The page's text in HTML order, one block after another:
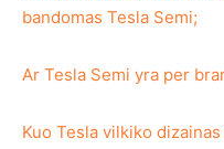
bandomas Tesla Semi;
Ar Tesla Semi yra per
Kuo Tesla vilkiko